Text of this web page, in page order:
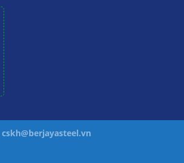
cskh@berjayasteel.vn